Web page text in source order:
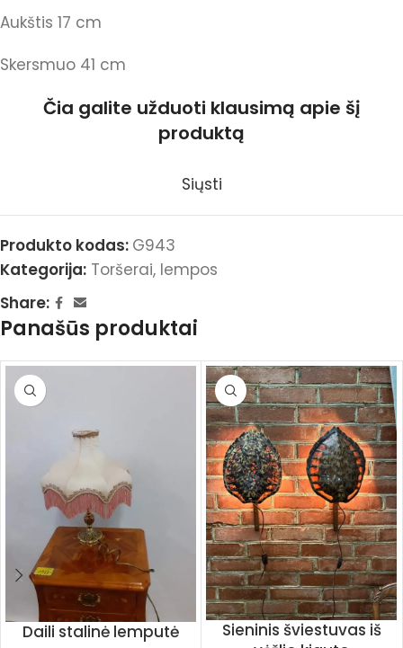
Aukštis 17 cm
Skersmuo 41 cm
Čia galite užduoti klausimą apie šį
produktą
Siųsti
Produkto kodas: G943
Kategorija: Toršerai, lempos
Share:
Panašūs produktai
Daili stalinė lemputė
Sieninis šviestuvas iš